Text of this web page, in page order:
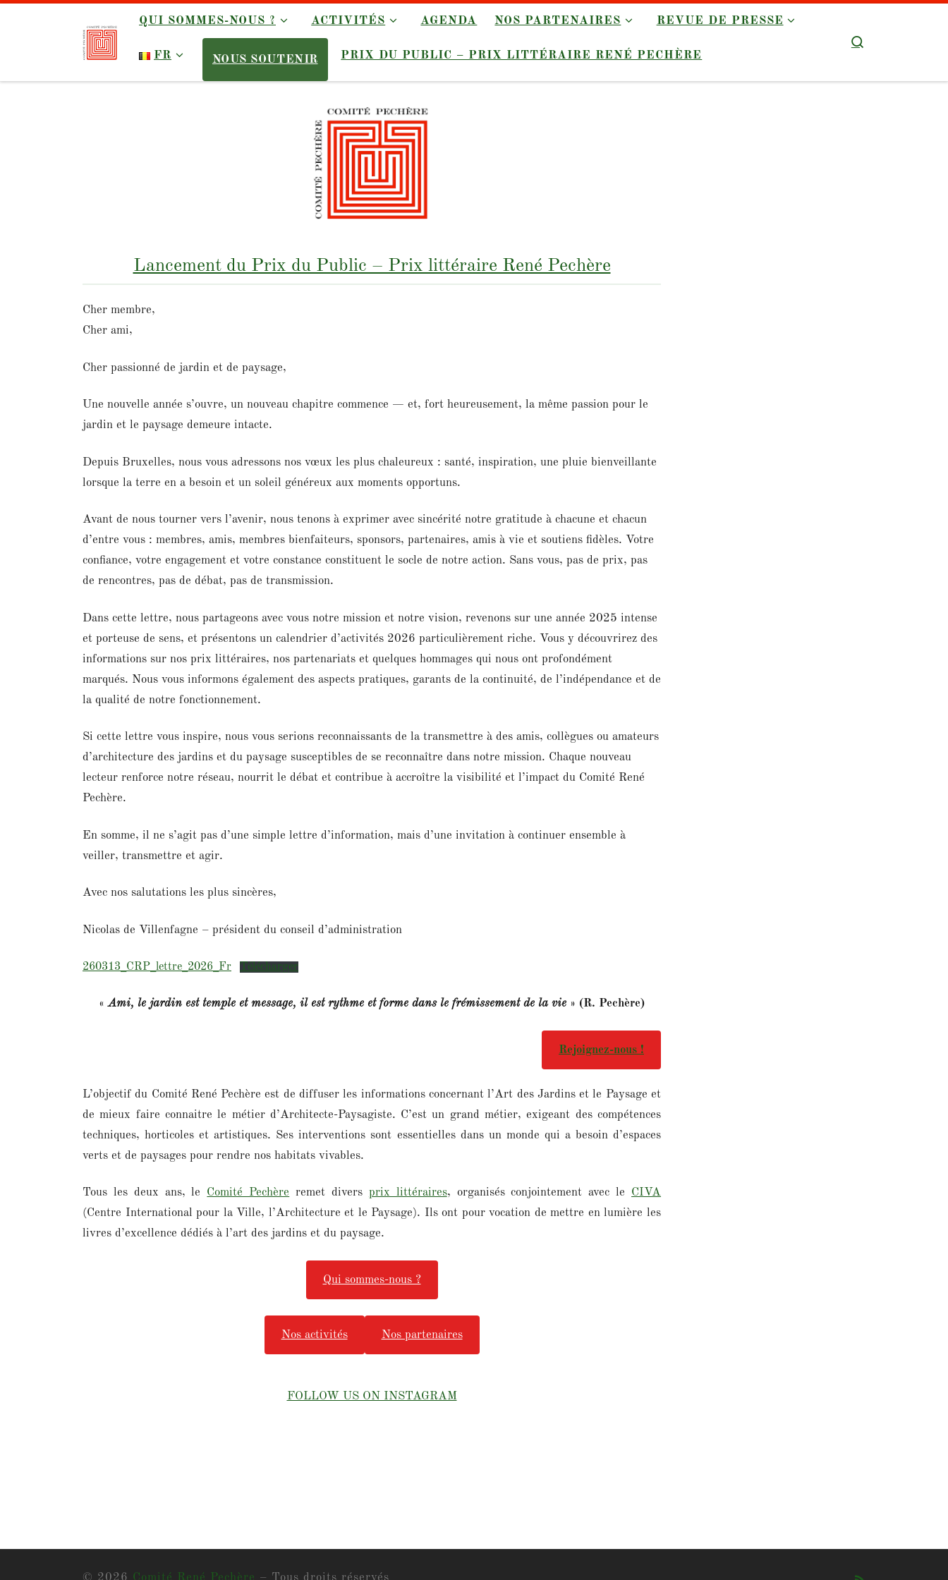
QUI SOMMES-NOUS ? ACTIVITÉS AGENDA NOS PARTENAIRES REVUE DE PRESSE
FR NOUS SOUTENIR PRIX DU PUBLIC – PRIX LITTÉRAIRE RENÉ PECHÈRE
Lancement du Prix du Public – Prix littéraire René Pechère
Cher membre,
Cher ami,
Cher passionné de jardin et de paysage,
Une nouvelle année s’ouvre, un nouveau chapitre commence — et, fort heureusement, la même passion pour le
jardin et le paysage demeure intacte.
Depuis Bruxelles, nous vous adressons nos vœux les plus chaleureux : santé, inspiration, une pluie bienveillante
lorsque la terre en a besoin et un soleil généreux aux moments opportuns.
Avant de nous tourner vers l’avenir, nous tenons à exprimer avec sincérité notre gratitude à chacune et chacun
d’entre vous : membres, amis, membres bienfaiteurs, sponsors, partenaires, amis à vie et soutiens fidèles. Votre
confiance, votre engagement et votre constance constituent le socle de notre action. Sans vous, pas de prix, pas
de rencontres, pas de débat, pas de transmission.
Dans cette lettre, nous partageons avec vous notre mission et notre vision, revenons sur une année 2025 intense
et porteuse de sens, et présentons un calendrier d’activités 2026 particulièrement riche. Vous y découvrirez des
informations sur nos prix littéraires, nos partenariats et quelques hommages qui nous ont profondément
marqués. Nous vous informons également des aspects pratiques, garants de la continuité, de l’indépendance et de
la qualité de notre fonctionnement.
Si cette lettre vous inspire, nous vous serions reconnaissants de la transmettre à des amis, collègues ou amateurs
d’architecture des jardins et du paysage susceptibles de se reconnaître dans notre mission. Chaque nouveau
lecteur renforce notre réseau, nourrit le débat et contribue à accroître la visibilité et l’impact du Comité René
Pechère.
En somme, il ne s’agit pas d’une simple lettre d’information, mais d’une invitation à continuer ensemble à
veiller, transmettre et agir.
Avec nos salutations les plus sincères,
Nicolas de Villenfagne – président du conseil d’administration
260313_CRP_lettre_2026_Fr Télécharger
«Ami, le jardin est temple et message, il est rythme et forme dans le frémissement de la vie » (R. Pechère)
Rejoignez-nous !
L’objectif du Comité René Pechère est de diffuser les informations concernant l’Art des Jardins et le Paysage et
de mieux faire connaitre le métier d’Architecte-Paysagiste. C’est un grand métier, exigeant des compétences
techniques, horticoles et artistiques. Ses interventions sont essentielles dans un monde qui a besoin d’espaces
verts et de paysages pour rendre nos habitats vivables.
Tous les deux ans, le Comité Pechère remet divers prix littéraires, organisés conjointement avec le CIVA
(Centre International pour la Ville, l’Architecture et le Paysage). Ils ont pour vocation de mettre en lumière les
livres d’excellence dédiés à l’art des jardins et du paysage.
Qui sommes-nous ?
Nos activités Nos partenaires
FOLLOW US ON INSTAGRAM
© 2026 Comité René Pechère – Tous droits réservés